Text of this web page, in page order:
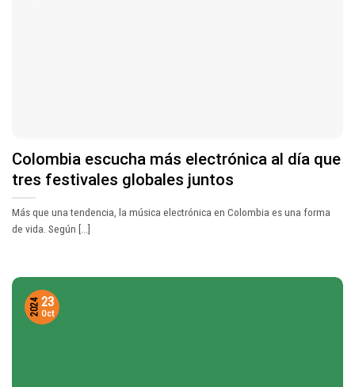
Colombia escucha más electrónica al día que
tres festivales globales juntos
Más que una tendencia, la música electrónica en Colombia es una forma
de vida. Según [...]
23
Oct
2024